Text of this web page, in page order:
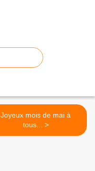
Joyeux mois de mai à
tous... >